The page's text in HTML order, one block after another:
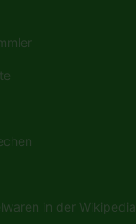
in der Wikipedia